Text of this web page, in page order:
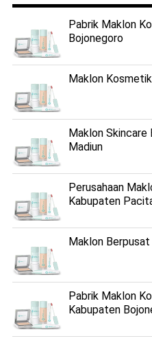
Pabrik Maklon
Bojonegoro
Maklon
Maklon
Madiun
Perusahaan
Kabupaten
Maklon
Pabrik Maklon
Kabupaten